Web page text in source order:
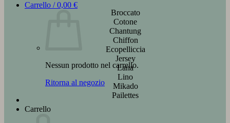
Carrello /0,00 €
Nessun prodotto nel carrello.
Ritorna al negozio
Carrello
Broccato
Cotone
Chantung
Chiffon
Ecopelliccia
Jersey
Lana
Lino
Mikado
Pailettes